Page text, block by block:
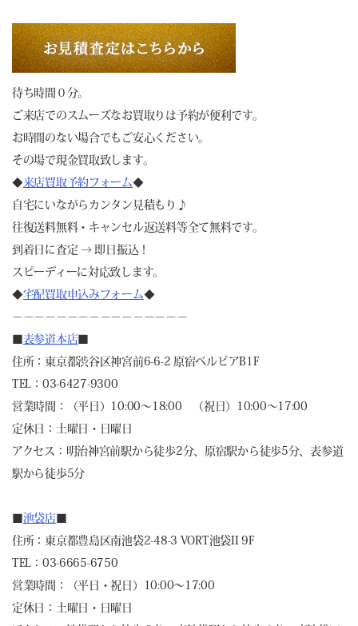
待ち時間０分。
ご来店でのスムーズなお買取りは予約が便利です。
お時間のない場合でもご安心ください。
その場で現金買取致します。
◆来店買取予約フォーム◆
自宅にいながらカンタン見積もり♪
往復送料無料・キャンセル返送料等全て無料です。
到着日に査定 → 即日振込！
スピーディーに対応致します。
◆宅配買取申込みフォーム◆
－－－－－－－－－－－－－－－－
表参道本店
住所：東京都渋谷区神宮前6-6-2 原宿ベルピアB1F
TEL：03-6427-9300
営業時間：（平日）10:00～18:00 （祝日）10:00～17:00
定休日：土曜日・日曜日
アクセス：明治神宮前駅から徒歩2分、原宿駅から徒歩5分、表参道
駅から徒歩5分
池袋店
住所：東京都豊島区南池袋2-48-3 VORT池袋II 9F
TEL：03-6665-6750
営業時間：（平日・祝日）10:00～17:00
定休日：土曜日・日曜日